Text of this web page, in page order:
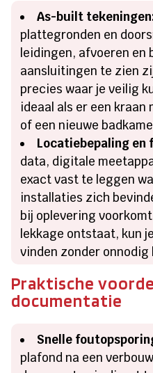
As-built
plattegronden en
leidingen, afvoeren en
aansluitingen te zien
precies waar je veilig
ideaal als er een kraan
of een nieuwe
Locatiebepaling en
data, digitale
exact vast te leggen
installaties zich
bij oplevering
lekkage ontstaat, kun
vinden zonder
Praktische
documentatie
Snelle
plafond na een